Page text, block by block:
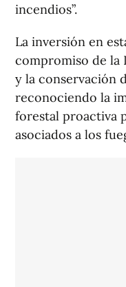
incendios”.
La inversión en
compromiso de la
y la conservación
reconociendo la
forestal proactiva
asociados a los